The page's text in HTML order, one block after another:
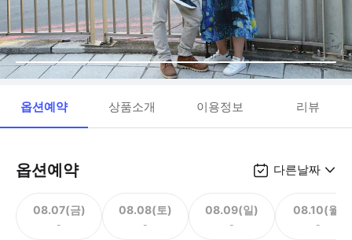
옵션예약 상품소개 이용정보 리뷰
옵션예약 다른날짜
08.07(금)
-
08.08(토)
-
08.09(일)
-
08.10(월)
-